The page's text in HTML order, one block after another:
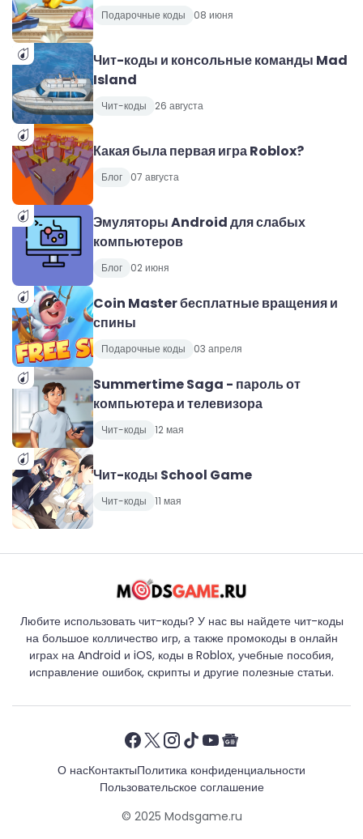
Подарочные коды 08 июня
Чит-коды и консольные команды Mad
Island
Чит-коды 26 августа
Какая была первая игра Roblox?
Блог 07 августа
Эмуляторы Android для слабых
компьютеров
Блог 02 июня
Coin Master бесплатные вращения и
спины
Подарочные коды 03 апреля
Summertime Saga - пароль от
компьютера и телевизора
Чит-коды 12 мая
Чит-коды School Game
Чит-коды 11 мая
Любите использовать чит-коды? У нас вы найдете чит-коды
на большое колличество игр, а также промокоды в онлайн
играх на Android и iOS, коды в Roblox, учебные пособия,
исправление ошибок, скрипты и другие полезные статьи.
О насКонтактыПолитика конфиденциальности
Пользовательское соглашение
© 2025 Modsgame.ru